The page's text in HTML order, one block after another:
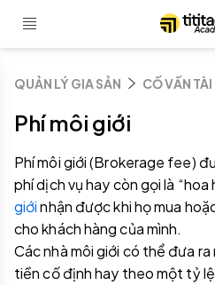
QUẢN LÝ GIA SẢN CỐ VẤN TÀI
Phí môi giới
Phí môi giới (Brokerage fee)
phí dịch vụ hay còn gọi là
giớinhận được khi họ mua
cho khách hàng của mình.
Các nhà môi giới có thể đưa
tiền cố định hay theo một tỷ